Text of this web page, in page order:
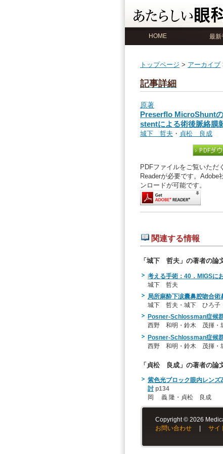
HOME 最新
トップページ > アーカイブ
記事詳細
原著
Preserflo MicroShunt
stentによる術後脈絡膜
城下 哲夫 ・ 貞松 良成
PDFファイルをご覧いただ
Readerが必要です。Adobe
ンロードが可能です。
関連する情報
「城下 哲夫」の著者の論
考える手術：40．MIGSに
城下 哲夫
局所麻酔下涙囊鼻腔吻合
城下 哲夫・城下 ひろ子
Posner-Schlossman症候
西野 和明・鈴木 茂揮・
Posner-Schlossman症候
西野 和明・鈴木 茂揮
「貞松 良成」の著者の論
紫色光ブロック眼内レン
討 p134
岡 義 隆・貞松 良成
Copyright © 2026
お問い合わせ | サイ